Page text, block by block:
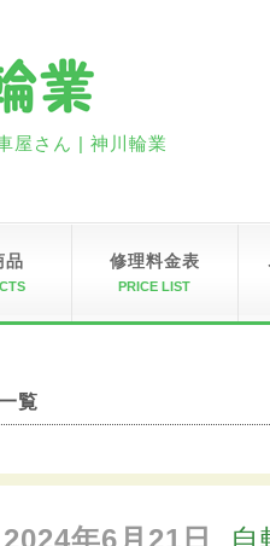
屋さん | 神川輪業
品 修理料金表
PRICE LIST
覧
2024年6月21日